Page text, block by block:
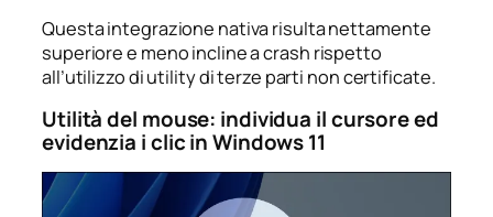
Questa integrazione nativa risulta nettamente
superiore e meno incline a crash rispetto
all’utilizzo di utility di terze parti non certificate.
Utilità del mouse: individua il cursore ed
evidenzia i clic in Windows 11